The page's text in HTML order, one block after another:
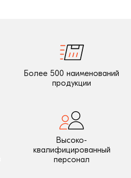
Более 500 наименований
продукции
Высоко-
квалифицированный
персонал